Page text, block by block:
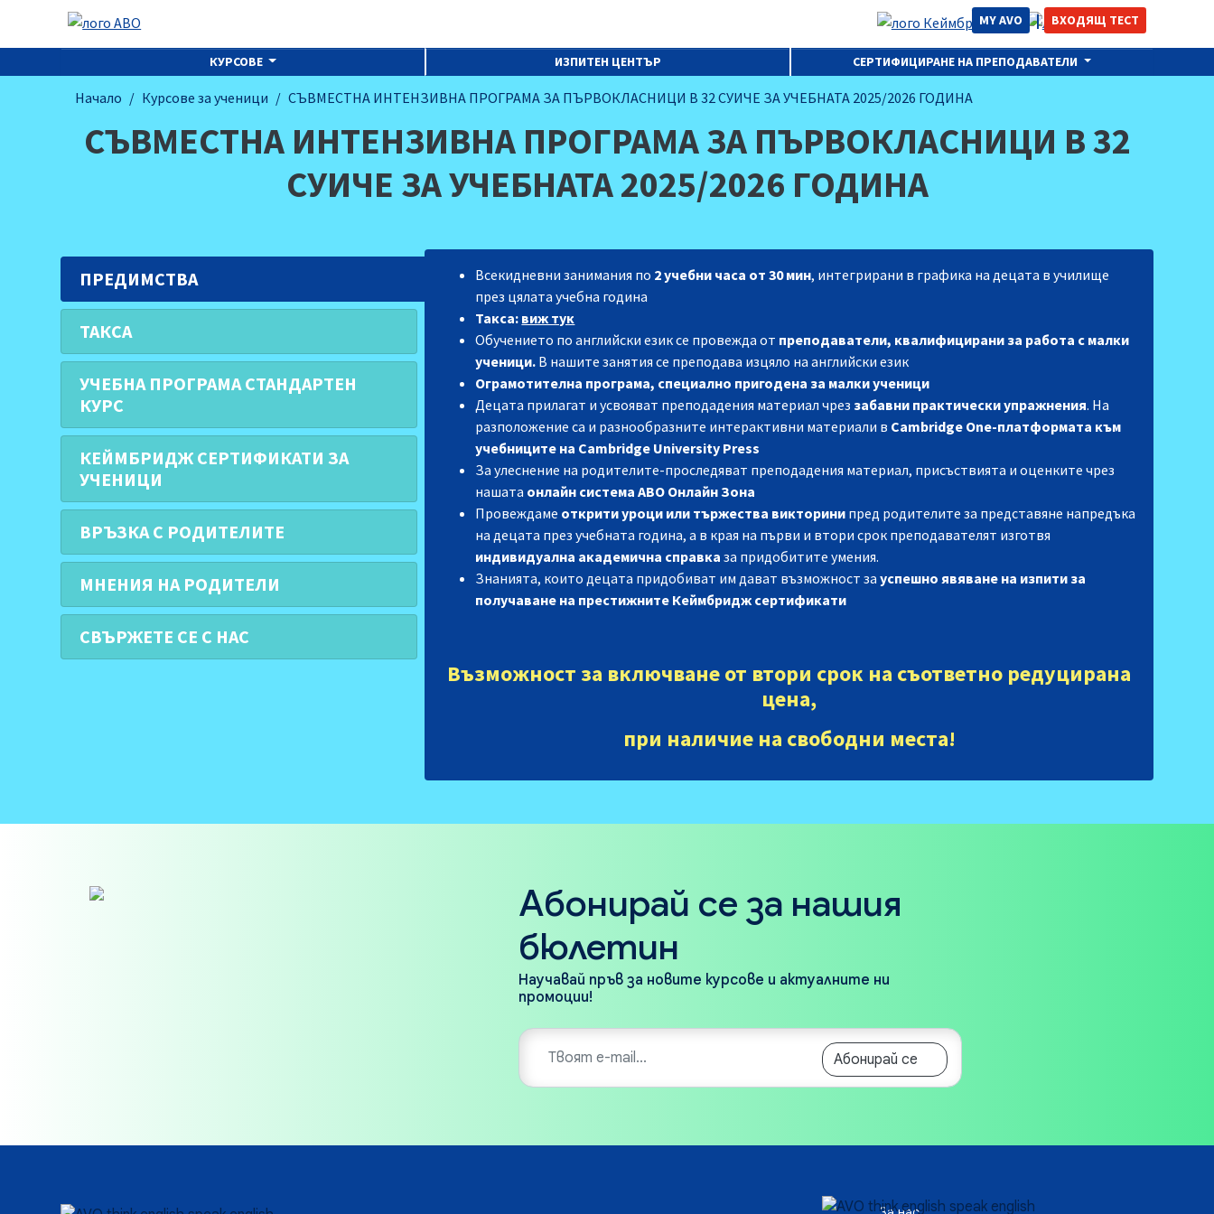
MY AVO ВХОДЯЩ ТЕСТ
КУРСОВЕ ИЗПИТЕН ЦЕНТЪР СЕРТИФИЦИРАНЕ НА ПРЕПОДАВАТЕЛИ
Начало Курсове за ученици СЪВМЕСТНА ИНТЕНЗИВНА ПРОГРАМА ЗА ПЪРВОКЛАСНИЦИ В 32 СУИЧЕ ЗА УЧЕБНАТА 2025/2026 ГОДИНА
СЪВМЕСТНА ИНТЕНЗИВНА ПРОГРАМА ЗА ПЪРВОКЛАСНИЦИ В 32
СУИЧЕ ЗА УЧЕБНАТА 2025/2026 ГОДИНА
ПРЕДИМСТВА
ТАКСА
УЧЕБНА ПРОГРАМА СТАНДАРТЕН
КУРС
КЕЙМБРИДЖ СЕРТИФИКАТИ ЗА
УЧЕНИЦИ
ВРЪЗКА С РОДИТЕЛИТЕ
МНЕНИЯ НА РОДИТЕЛИ
СВЪРЖЕТЕ СЕ С НАС
Всекидневни занимания по 2 учебни часа от 30 мин, интегрирани в графика на децата в училище
през цялата учебна година
Такса: виж тук
Обучението по английски език се провежда от преподаватели, квалифицирани за работа с малки
ученици. В нашите занятия се преподава изцяло на английски език
Ограмотителна програма, специално пригодена за малки ученици
Децата прилагат и усвояват преподадения материал чрез забавни практически упражнения. На
разположение са и разнообразните интерактивни материали в Cambridge One-платформата към
учебниците на Cambridge University Press
За улеснение на родителите-проследяват преподадения материал, присъствията и оценките чрез
нашата онлайн система АВО Онлайн Зона
Провеждаме открити уроци или тържества викторини пред родителите за представяне напредъка
на децата през учебната година, а в края на първи и втори срок преподавателят изготвя
индивидуална академична справка за придобитите умения.
Знанията, които децата придобиват им дават възможност зауспешно явяване на изпити за
получаване на престижните Кеймбридж сертификати
Възможност за включване от втори срок на съответно редуцирана
цена,
при наличие на свободни места!
Абонирай се за нашия
бюлетин
Научавай пръв за новите курсове и актуалните ни
промоции!
Абонирай се